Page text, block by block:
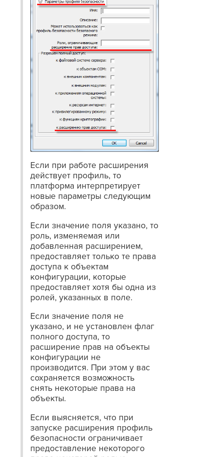
Если при работе расширения
действует профиль, то
платформа интерпретирует
новые параметры следующим
образом.
Если значение поля указано, то
роль, изменяемая или
добавленная расширением,
предоставляет только те права
доступа к объектам
конфигурации, которые
предоставляет хотя бы одна из
ролей, указанных в поле.
Если значение поля не
указано, и не установлен флаг
полного доступа, то
расширение прав на объекты
конфигурации не
производится. При этом у вас
сохраняется возможность
снять некоторые права на
объекты.
Если выясняется, что при
запуске расширения профиль
безопасности ограничивает
предоставление некоторого